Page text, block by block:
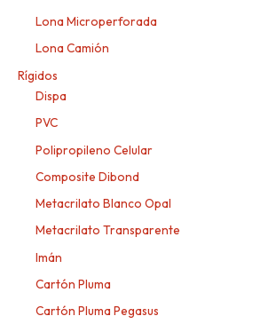
Lona Microperforada
Lona Camión
Rígidos
Dispa
PVC
Polipropileno Celular
Composite Dibond
Metacrilato Blanco Opal
Metacrilato Transparente
Imán
Cartón Pluma
Cartón Pluma Pegasus